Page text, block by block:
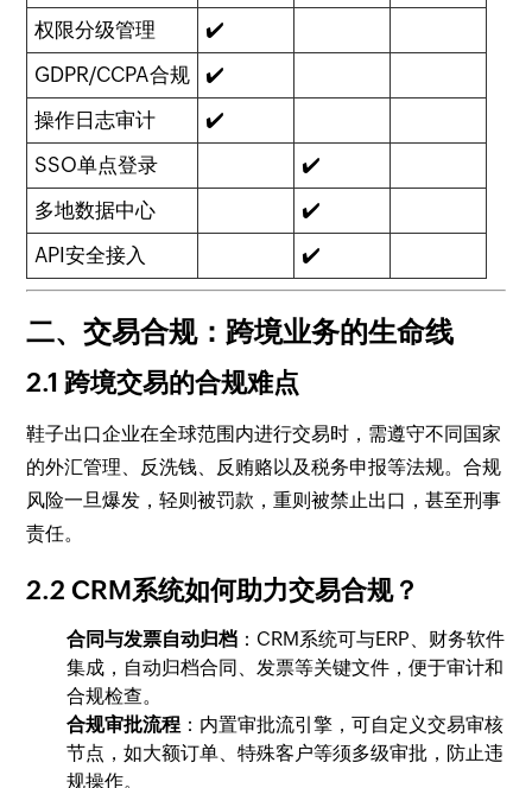
权限分级管理
✔️
GDPR/CCPA合规
✔️
操作日志审计
✔️
SSO单点登录
✔️
多地数据中心
✔️
API安全接入
✔️
二、交易合规：跨境业务的生命线
2.1 跨境交易的合规难点
鞋子出口企业在全球范围内进行交易时，需遵守不同国家
的外汇管理、反洗钱、反贿赂以及税务申报等法规。合规
风险一旦爆发，轻则被罚款，重则被禁止出口，甚至刑事
责任。
2.2 CRM系统如何助力交易合规？
合同与发票自动归档 ：CRM系统可与ERP、财务软件
集成，自动归档合同、发票等关键文件，便于审计和
合规检查。
合规审批流程 ：内置审批流引擎，可自定义交易审核
节点，如大额订单、特殊客户等须多级审批，防止违
规操作。